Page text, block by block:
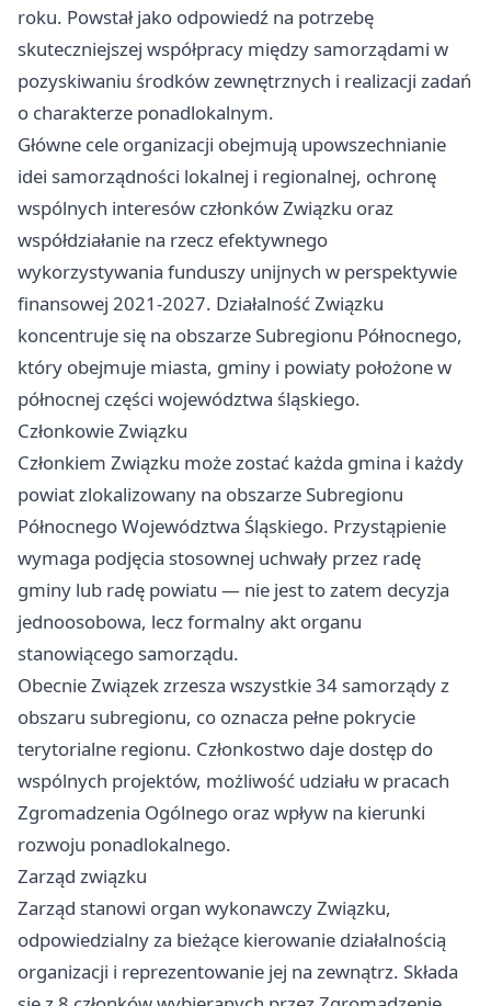
roku. Powstał jako odpowiedź na potrzebę
skuteczniejszej współpracy między samorządami w
pozyskiwaniu środków zewnętrznych i realizacji zadań
o charakterze ponadlokalnym.
Główne cele organizacji obejmują upowszechnianie
idei samorządności lokalnej i regionalnej, ochronę
wspólnych interesów członków Związku oraz
współdziałanie na rzecz efektywnego
wykorzystywania funduszy unijnych w perspektywie
finansowej 2021-2027. Działalność Związku
koncentruje się na obszarze Subregionu Północnego,
który obejmuje miasta, gminy i powiaty położone w
północnej części województwa śląskiego.
Członkowie Związku
Członkiem Związku może zostać każda gmina i każdy
powiat zlokalizowany na obszarze Subregionu
Północnego Województwa Śląskiego. Przystąpienie
wymaga podjęcia stosownej uchwały przez radę
gminy lub radę powiatu — nie jest to zatem decyzja
jednoosobowa, lecz formalny akt organu
stanowiącego samorządu.
Obecnie Związek zrzesza wszystkie 34 samorządy z
obszaru subregionu, co oznacza pełne pokrycie
terytorialne regionu. Członkostwo daje dostęp do
wspólnych projektów, możliwość udziału w pracach
Zgromadzenia Ogólnego oraz wpływ na kierunki
rozwoju ponadlokalnego.
Zarząd związku
Zarząd stanowi organ wykonawczy Związku,
odpowiedzialny za bieżące kierowanie działalnością
organizacji i reprezentowanie jej na zewnątrz. Składa